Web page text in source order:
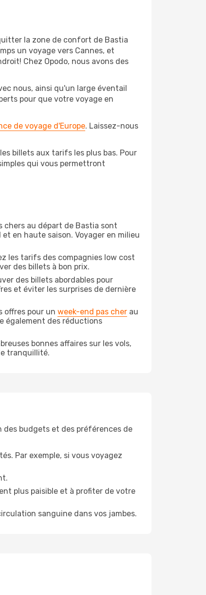
la zone de confort de Bastia
un voyage vers Cannes, et
Chez Opodo, nous avons des
nous, ainsi qu'un large éventail
pour que votre voyage en
de voyage d'Europe. Laissez-nous
billets aux tarifs les plus bas. Pour
qui vous permettront
chers au départ de Bastia sont
en haute saison. Voyager en milieu
les tarifs des compagnies low cost
des billets à bon prix.
des billets abordables pour
et éviter les surprises de dernière
offres pour un week-end pas cher au
également des réductions
bonnes affaires sur les vols,
tranquillité.
des budgets et des préférences de
Par exemple, si vous voyagez
plus paisible et à profiter de votre
sanguine dans vos jambes.